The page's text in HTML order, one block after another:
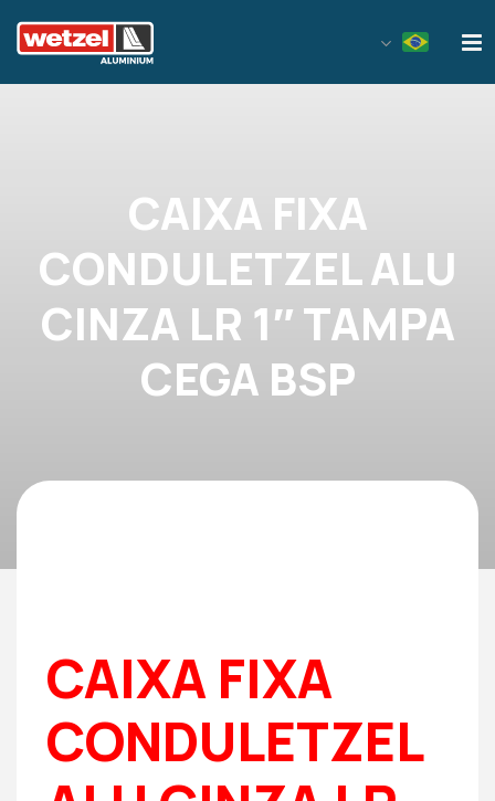
CAIXA FIXA
CONDULETZEL ALU
CINZA LR 1″ TAMPA
CEGA BSP
CAIXA FIXA
CONDULETZEL